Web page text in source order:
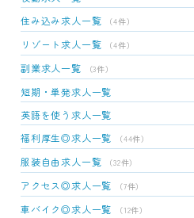
住み込み求人一覧
（4件）
リゾート求人一覧 （4件）
副業求人一覧 （3件）
短期・単発求人一覧
英語を使う求人一覧
福利厚生◎求人一覧
（44件）
服装自由求人一覧 （32件）
アクセス◎求人一覧 （7件）
車バイク◎求人一覧 （12件）